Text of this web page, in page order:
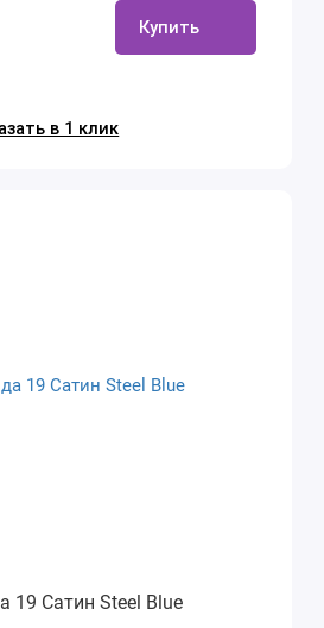
Купить
в 1 клик
19 Сатин Steel Blue